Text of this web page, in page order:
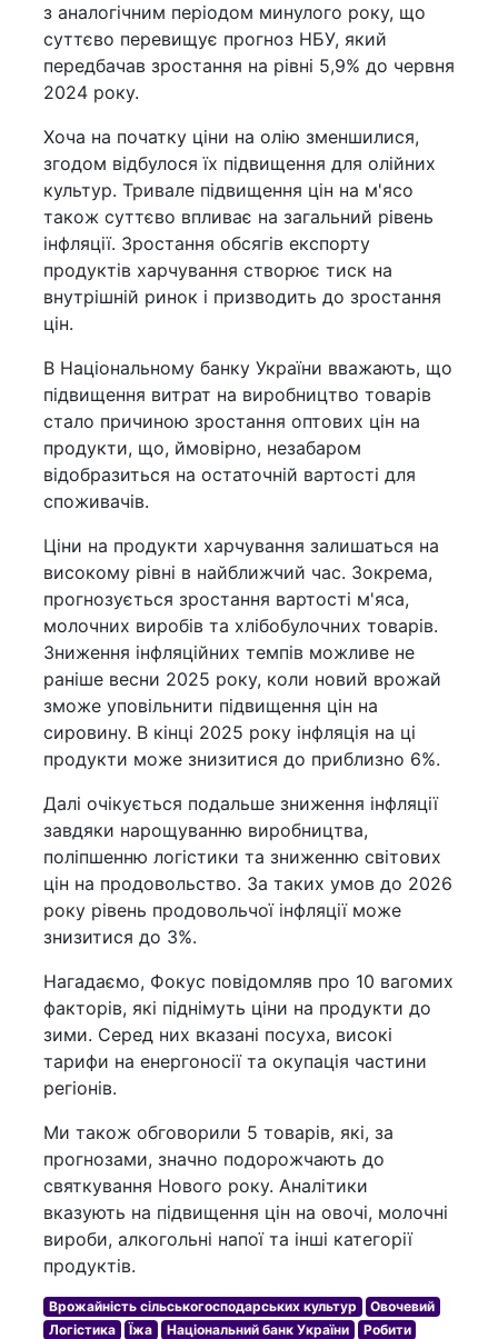
з аналогічним періодом минулого року, що
суттєво перевищує прогноз НБУ, який
передбачав зростання на рівні 5,9% до червня
2024 року.
Хоча на початку ціни на олію зменшилися,
згодом відбулося їх підвищення для олійних
культур. Тривале підвищення цін на м'ясо
також суттєво впливає на загальний рівень
інфляції. Зростання обсягів експорту
продуктів харчування створює тиск на
внутрішній ринок і призводить до зростання
цін.
В Національному банку України вважають, що
підвищення витрат на виробництво товарів
стало причиною зростання оптових цін на
продукти, що, ймовірно, незабаром
відобразиться на остаточній вартості для
споживачів.
Ціни на продукти харчування залишаться на
високому рівні в найближчий час. Зокрема,
прогнозується зростання вартості м'яса,
молочних виробів та хлібобулочних товарів.
Зниження інфляційних темпів можливе не
раніше весни 2025 року, коли новий врожай
зможе уповільнити підвищення цін на
сировину. В кінці 2025 року інфляція на ці
продукти може знизитися до приблизно 6%.
Далі очікується подальше зниження інфляції
завдяки нарощуванню виробництва,
поліпшенню логістики та зниженню світових
цін на продовольство. За таких умов до 2026
року рівень продовольчої інфляції може
знизитися до 3%.
Нагадаємо, Фокус повідомляв про 10 вагомих
факторів, які піднімуть ціни на продукти до
зими. Серед них вказані посуха, високі
тарифи на енергоносії та окупація частини
регіонів.
Ми також обговорили 5 товарів, які, за
прогнозами, значно подорожчають до
святкування Нового року. Аналітики
вказують на підвищення цін на овочі, молочні
вироби, алкогольні напої та інші категорії
продуктів.
Врожайність сільськогосподарських культур
Овочевий
Логістика
Їжа Національний банк України Робити